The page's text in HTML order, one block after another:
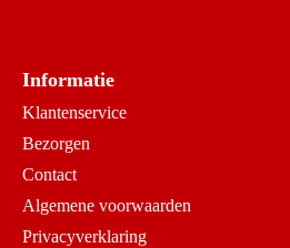
Informatie
Klantenservice
Bezorgen
Contact
Algemene voorwaarden
Privacyverklaring